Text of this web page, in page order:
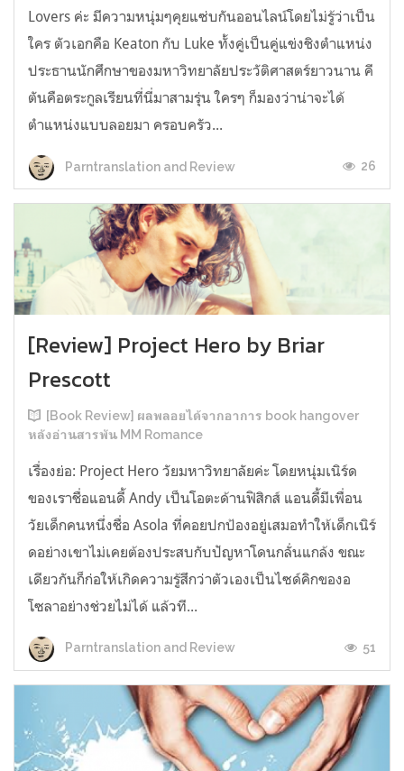
Lovers ค่ะ มีความหนุ่มๆคุยแซ่บกันออนไลน์โดยไม่รู้ว่าเป็น
ใคร ตัวเอกคือ Keaton กับ Luke ทั้งคู่เป็นคู่แข่งชิงตำแหน่ง
ประธานนักศึกษาของมหาวิทยาลัยประวัติศาสตร์ยาวนาน คี
ตันคือตระกูลเรียนที่นี่มาสามรุ่น ใครๆ ก็มองว่าน่าจะได้
ตำแหน่งแบบลอยมา ครอบครัว...
Parntranslation and Review 26
[Review] Project Hero by Briar
Prescott
[Book Review] ผลพลอยได้จากอาการ book hangover
หลังอ่านสารพัน MM Romance
เรื่องย่อ: Project Hero วัยมหาวิทยาลัยค่ะ โดยหนุ่มเนิร์ด
ของเราชื่อแอนดี้ Andy เป็นโอตะด้านฟิสิกส์ แอนดี้มีเพื่อน
วัยเด็กคนหนึ่งชื่อ Asola ที่คอยปกป้องอยู่เสมอทำให้เด็กเนิร์
ดอย่างเขาไม่เคยต้องประสบกับปัญหาโดนกลั่นแกล้ง ขณะ
เดียวกันก็ก่อให้เกิดความรู้สึกว่าตัวเองเป็นไซด์คิกของอ
โซลาอย่างช่วยไม่ได้ แล้วที...
Parntranslation and Review 51